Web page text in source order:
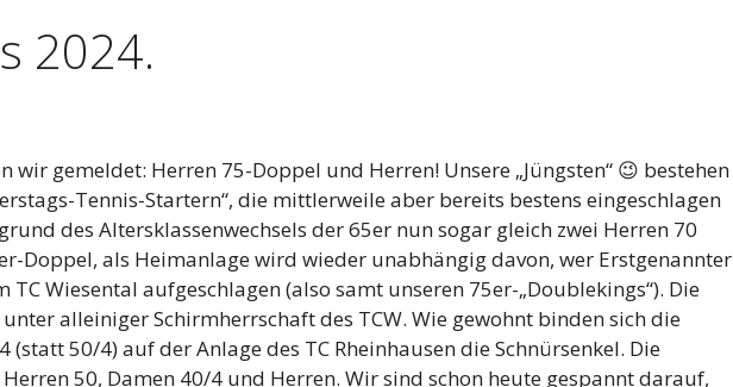
2024.
wir gemeldet: Herren 75-Doppel und Herren! Unsere „Jüngsten“ 😉 bestehen
Tennis-Startern“, die mittlerweile aber bereits bestens eingeschlagen
des Altersklassenwechsels der 65er nun sogar gleich zwei Herren 70
Doppel, als Heimanlage wird wieder unabhängig davon, wer Erstgenannter
Wiesental aufgeschlagen (also samt unseren 75er-„Doublekings“). Die
alleiniger Schirmherrschaft des TCW. Wie gewohnt binden sich die
50/4) auf der Anlage des TC Rheinhausen die Schnürsenkel. Die
50, Damen 40/4 und Herren. Wir sind schon heute gespannt darauf,